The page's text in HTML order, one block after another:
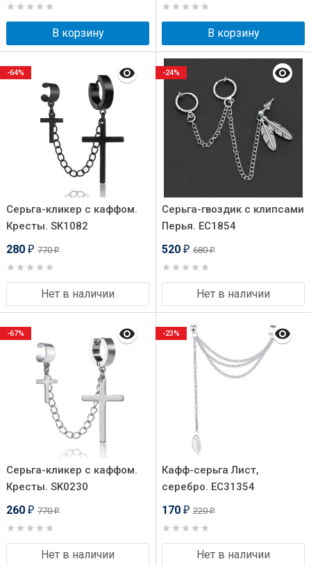
В корзину В корзину
Серьга-кликер с каффом.
Кресты. SK1082
280 ₽ 770₽
Нет в наличии
-64%
Серьга-гвоздик с клипсами
Перья. EC1854
520 ₽ 680₽
Нет в наличии
-24%
Серьга-кликер с каффом.
Кресты. SK0230
260 ₽ 770₽
Нет в наличии
-67%
Кафф-серьга Лист,
серебро. EC31354
170 ₽ 220₽
Нет в наличии
-23%